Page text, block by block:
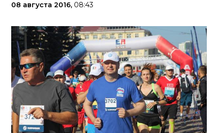
08 августа 2016, 08:43